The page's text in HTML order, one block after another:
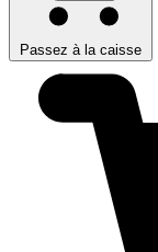
Passez à la caisse